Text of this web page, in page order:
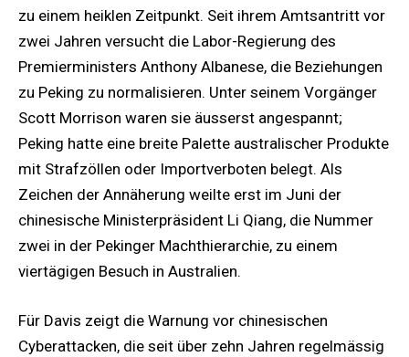
zu einem heiklen Zeitpunkt. Seit ihrem Amtsantritt vor
zwei Jahren versucht die Labor-Regierung des
Premierministers Anthony Albanese, die Beziehungen
zu Peking zu normalisieren. Unter seinem Vorgänger
Scott Morrison waren sie äusserst angespannt;
Peking hatte eine breite Palette australischer Produkte
mit Strafzöllen oder Importverboten belegt. Als
Zeichen der Annäherung weilte erst im Juni der
chinesische Ministerpräsident Li Qiang, die Nummer
zwei in der Pekinger Machthierarchie, zu einem
viertägigen Besuch in Australien.
Für Davis zeigt die Warnung vor chinesischen
Cyberattacken, die seit über zehn Jahren regelmässig